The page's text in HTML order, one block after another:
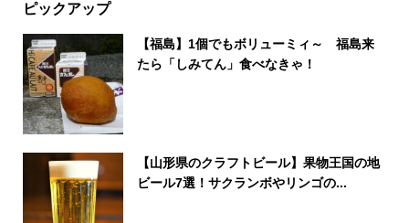
ピックアップ
【福島】1個でもボリューミィ～ 福島来
たら「しみてん」食べなきゃ！
【山形県のクラフトビール】果物王国の地
ビール7選！サクランボやリンゴの...